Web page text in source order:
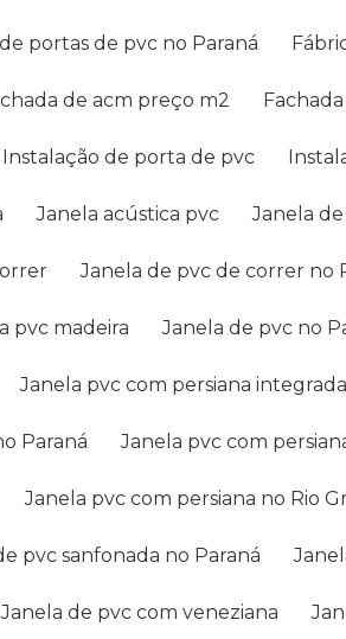
de portas de pvc no Paraná
de acm preço m2
Instalação de porta de pvc
Janela acústica pvc Janela
Janela de pvc de correr no
pvc madeira Janela de pvc no
Janela pvc com persiana
Paraná Janela pvc com
Janela pvc com persiana no Rio
pvc sanfonada no Paraná
Janela de pvc com veneziana